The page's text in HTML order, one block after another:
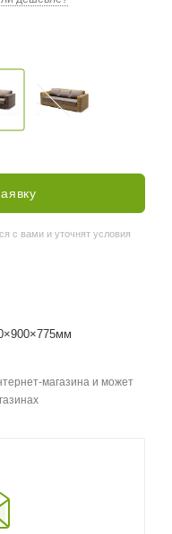
с вами и уточнят условия
магазина и может